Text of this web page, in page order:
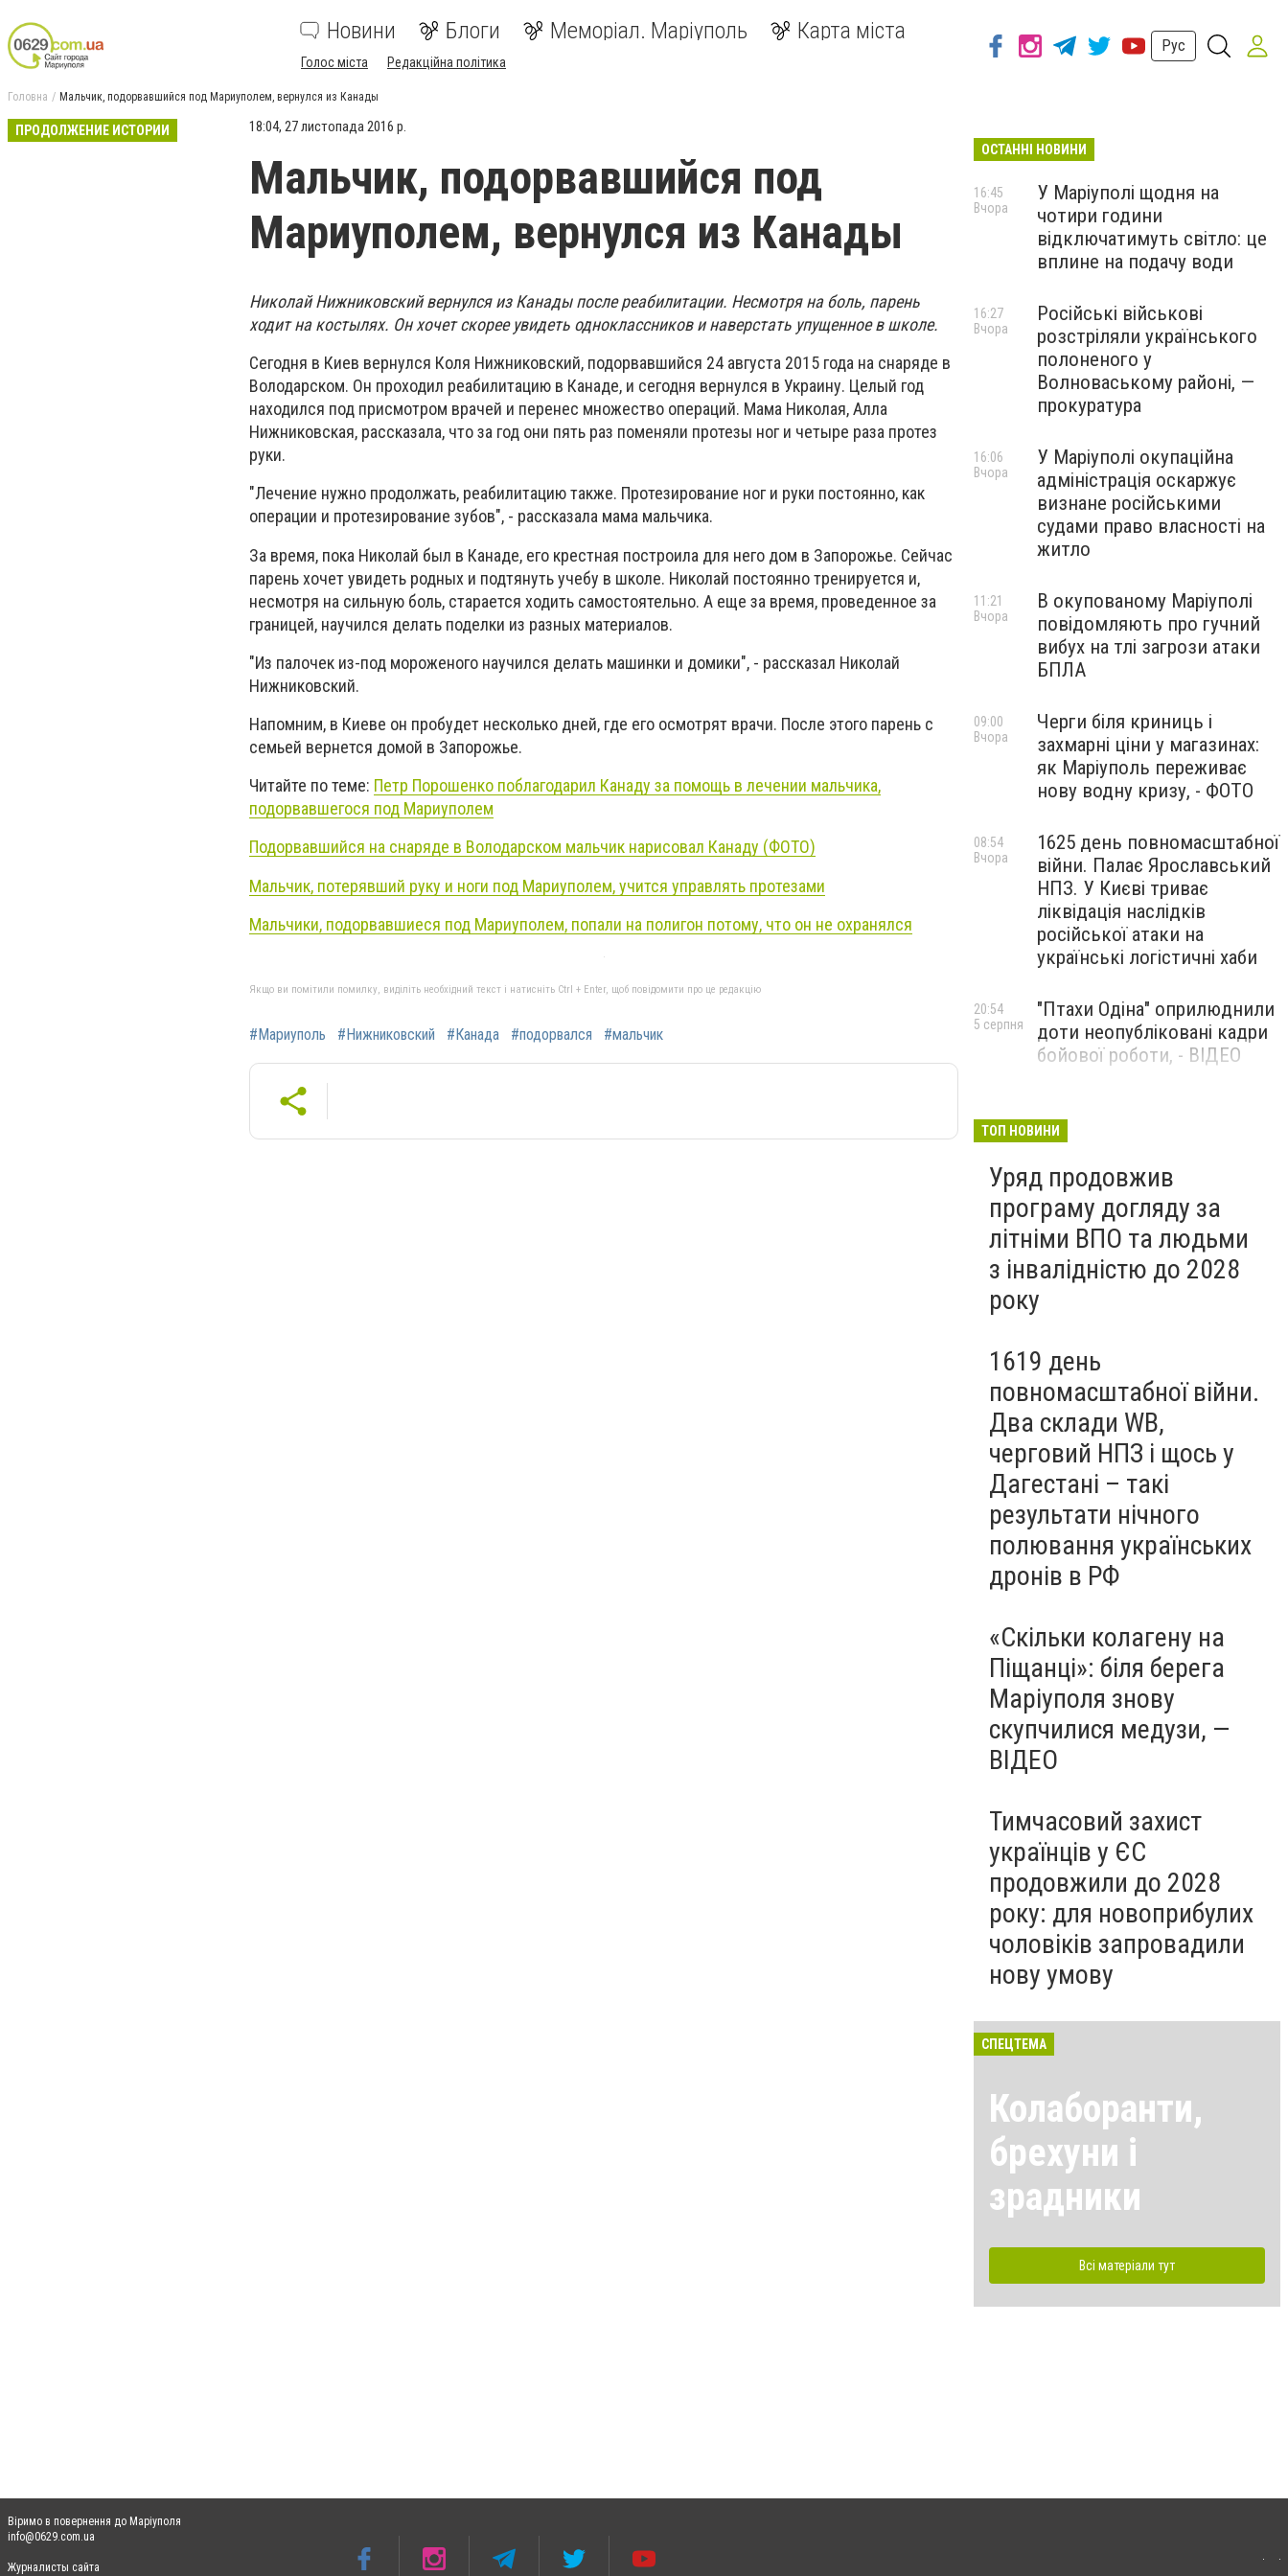
Новини Блоги Меморіал. Маріуполь Карта міста
Голос міста Редакційна політика
Рус
Головна Мальчик, подорвавшийся под Мариуполем, вернулся из Канады
ПРОДОЛЖЕНИЕ ИСТОРИИ 18:04, 27 листопада 2016 р.
Мальчик, подорвавшийся под
Мариуполем, вернулся из Канады
НиколайНижниковский вернулся из Канады после реабилитации. Несмотря на боль, парень
ходит на костылях. Он хочет скорее увидеть одноклассников и наверстать упущенное в школе.
Сегодня в Киев вернулся Коля Нижниковский, подорвавшийся 24 августа 2015 года на снаряде в
Володарском. Он проходил реабилитацию в Канаде, и сегодня вернулся в Украину. Целый год
находился под присмотром врачей и перенес множество операций. Мама Николая, Алла
Нижниковская, рассказала, что за год они пять раз поменяли протезы ног и четыре раза протез
руки.
"Лечение нужно продолжать, реабилитацию также. Протезирование ног и руки постоянно, как
операции и протезирование зубов", - рассказала мама мальчика.
За время, пока Николай был в Канаде, его крестная построила для него дом в Запорожье. Сейчас
парень хочет увидеть родных и подтянуть учебу в школе. Николай постоянно тренируется и,
несмотря на сильную боль, старается ходить самостоятельно. А еще за время, проведенное за
границей, научился делать поделки из разных материалов.
"Из палочек из-под мороженого научился делать машинки и домики", - рассказал Николай
Нижниковский.
Напомним, в Киеве он пробудет несколько дней, где его осмотрят врачи. После этого парень с
семьей вернется домой в Запорожье.
Читайте по теме: Петр Порошенко поблагодарил Канаду за помощь в лечении мальчика,
подорвавшегося под Мариуполем
Подорвавшийся на снаряде в Володарском мальчик нарисовал Канаду (ФОТО)
Мальчик, потерявший руку и ноги под Мариуполем, учится управлять протезами
Мальчики, подорвавшиеся под Мариуполем, попали на полигон потому, что он не охранялся
Якщо ви помітили помилку, виділіть необхідний текст і натисніть Ctrl + Enter, щоб повідомити про це редакцію
#Мариуполь #Нижниковский #Канада #подорвался #мальчик
ОСТАННІ НОВИНИ
У Маріуполі щодня на
чотири години
відключатимуть світло: це
вплине на подачу води
16:45
Вчора
Російські військові
розстріляли українського
полоненого у
Волноваському районі, —
прокуратура
16:27
Вчора
У Маріуполі окупаційна
адміністрація оскаржує
визнане російськими
судами право власності на
житло
16:06
Вчора
В окупованому Маріуполі
повідомляють про гучний
вибух на тлі загрози атаки
БПЛА
11:21
Вчора
Черги біля криниць і
захмарні ціни у магазинах:
як Маріуполь переживає
нову водну кризу, - ФОТО
09:00
Вчора
1625 день повномасштабної
війни. Палає Ярославський
НПЗ. У Києві триває
ліквідація наслідків
російської атаки на
українські логістичні хаби
08:54
Вчора
"Птахи Одіна" оприлюднили
доти неопубліковані кадри
бойової роботи, - ВІДЕО
20:54
5 серпня
Бєдняков зіграє тата
новому українському
фільмі, - ФОТО
5 серпня
ТОП НОВИНИ
Уряд продовжив
програму догляду за
літніми ВПО та людьми
з інвалідністю до 2028
року
1619 день
повномасштабної війни.
Два склади WB,
черговий НПЗ і щось у
Дагестані – такі
результати нічного
полювання українських
дронів в РФ
«Скільки колагену на
Піщанці»: біля берега
Маріуполя знову
скупчилися медузи, —
ВІДЕО
Тимчасовий захист
українців у ЄС
продовжили до 2028
року: для новоприбулих
чоловіків запровадили
нову умову
СПЕЦТЕМА
Колаборанти,
брехуни і
зрадники
Всі матеріали тут
Віримо в повернення до Маріуполя
info@0629.com.ua
Журналисты сайта